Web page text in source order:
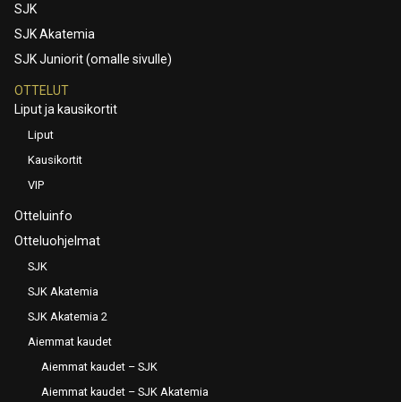
SJK
SJK Akatemia
SJK Juniorit (omalle sivulle)
OTTELUT
Liput ja kausikortit
Liput
Kausikortit
VIP
Otteluinfo
Otteluohjelmat
SJK
SJK Akatemia
SJK Akatemia 2
Aiemmat kaudet
Aiemmat kaudet – SJK
Aiemmat kaudet – SJK Akatemia